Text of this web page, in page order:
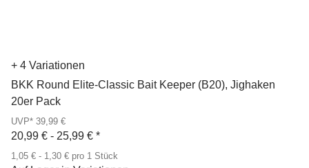
+ 4 Variationen
BKK Round Elite-Classic Bait Keeper (B20), Jighaken
20er Pack
UVP* 39,99 €
20,99 € - 25,99 € *
1,05 € - 1,30 € pro 1 Stück